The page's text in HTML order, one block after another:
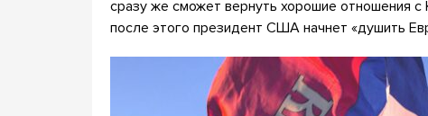
сразу же сможет вернуть хорошие отношения
после этого президент США начнет «душить